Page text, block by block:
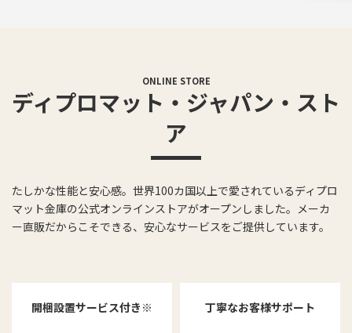
ONLINE STORE
ディプロマット・ジャパン・スト
ア
たしかな性能と安心感。世界100カ国以上で愛されているディプロ
マット金庫の公式オンラインストアがオープンしました。メーカ
ー直販だからこそできる、安心なサービスをご提供しています。
開梱設置サービス付き※ 丁寧なお客様サポート